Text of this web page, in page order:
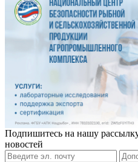
Подпишитесь на нашу рассылку
новостей